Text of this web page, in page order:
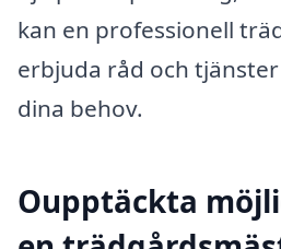
kan en professionell
erbjuda råd och
dina behov.
Oupptäckta